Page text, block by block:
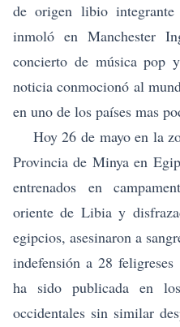
de origen libio
inmoló en Manchester
concierto de música pop
noticia conmocionó al
en uno de los países mas
Hoy 26 de mayo en la
Provincia de Minya en
entrenados en
oriente de Libia y
egipcios, asesinaron a
indefensión a 28
ha sido publicada en
occidentales sin similar